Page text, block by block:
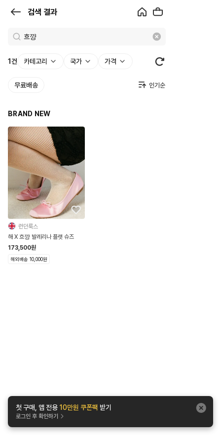
첫 구매, 앱 전용 10만원 쿠폰팩 받기
로그인 후 확인하기
검색 결과
과
로
켓
1 건 카테고리 국가 가격
무료배송
BRAND NEW
런던룩스
해 X 흐꺙 발레리나 플랫 슈즈
173,500원
해외배송 10,000원